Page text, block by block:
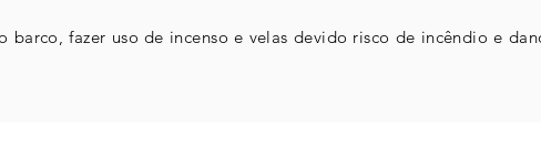
fazer uso de incenso e velas devido risco de incêndio e